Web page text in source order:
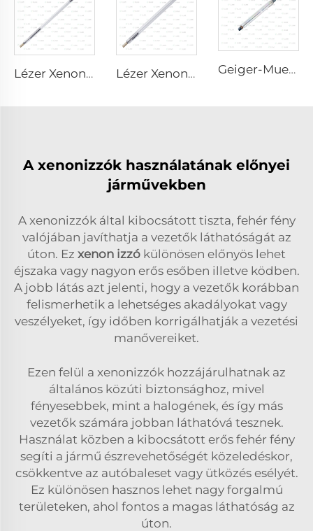
Lézer Xenon lámpa L3180-8×100×210mm Lézer Xenon lámpa L2690-9×100×160 Geiger-Mueller M4011
A xenonizzók használatának előnyei
járművekben
A xenonizzók által kibocsátott tiszta, fehér fény
valójában javíthatja a vezetők láthatóságát az
úton. Ez xenon izzó különösen előnyös lehet
éjszaka vagy nagyon erős esőben illetve ködben.
A jobb látás azt jelenti, hogy a vezetők korábban
felismerhetik a lehetséges akadályokat vagy
veszélyeket, így időben korrigálhatják a vezetési
manővereiket.
Ezen felül a xenonizzók hozzájárulhatnak az
általános közúti biztonsághoz, mivel
fényesebbek, mint a halogének, és így más
vezetők számára jobban láthatóvá tesznek.
Használat közben a kibocsátott erős fehér fény
segíti a jármű észrevehetőségét közeledéskor,
csökkentve az autóbaleset vagy ütközés esélyét.
Ez különösen hasznos lehet nagy forgalmú
területeken, ahol fontos a magas láthatóság az
úton.